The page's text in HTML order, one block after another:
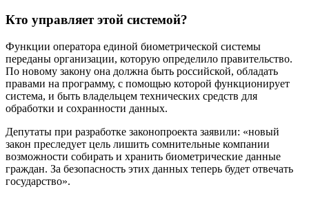
Кто управляет этой системой?
Функции оператора единой биометрической системы
переданы организации, которую определило правительство.
По новому закону она должна быть российской, обладать
правами на программу, с помощью которой функционирует
система, и быть владельцем технических средств для
обработки и сохранности данных.
Депутаты при разработке законопроекта заявили: «новый
закон преследует цель лишить сомнительные компании
возможности собирать и хранить биометрические данные
граждан. За безопасность этих данных теперь будет отвечать
государство».